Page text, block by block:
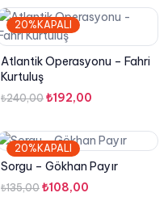
₺285,00.fiyat:
20%KAPALI
Atlantik Operasyonu – Fahri
Kurtuluş
₺240,00 Orijinal
₺240,00.
₺192,00
fiyat:
₺192,00.
20%KAPALI
Sorgu – Gökhan Payır
₺135,00 Orijinal
₺108,00